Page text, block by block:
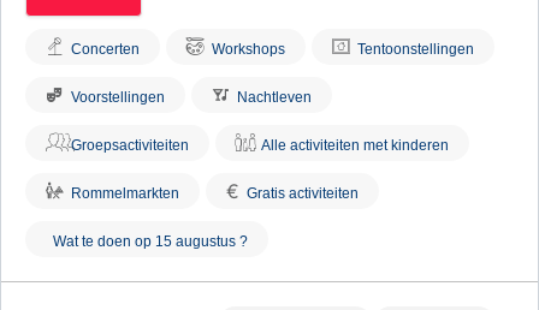
Concerten Workshops Tentoonstellingen
Voorstellingen Nachtleven
Groepsactiviteiten Alle activiteiten met kinderen
Rommelmarkten € Gratis activiteiten
Wat te doen op 15 augustus ?